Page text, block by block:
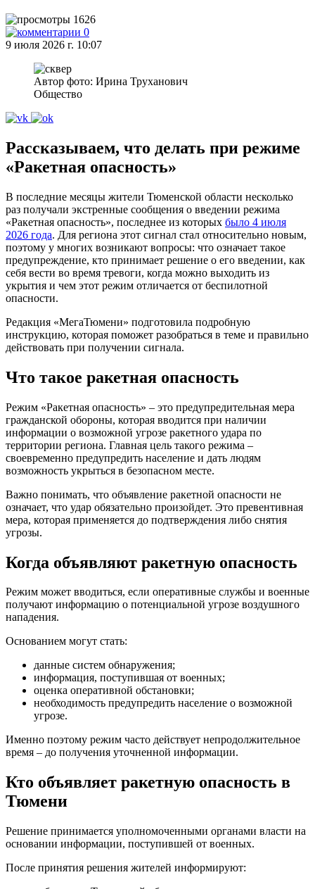
1626
0
9 июля 2026 г. 10:07
Автор фото: Ирина Труханович
Общество
Рассказываем, что делать при режиме
«Ракетная опасность»
В последние месяцы жители Тюменской области несколько
раз получали экстренные сообщения о введении режима
«Ракетная опасность», последнее из которых было 4 июля
2026 года. Для региона этот сигнал стал относительно новым,
поэтому у многих возникают вопросы: что означает такое
предупреждение, кто принимает решение о его введении, как
себя вести во время тревоги, когда можно выходить из
укрытия и чем этот режим отличается от беспилотной
опасности.
Редакция «МегаТюмени» подготовила подробную
инструкцию, которая поможет разобраться в теме и правильно
действовать при получении сигнала.
Что такое ракетная опасность
Режим «Ракетная опасность» – это предупредительная мера
гражданской обороны, которая вводится при наличии
информации о возможной угрозе ракетного удара по
территории региона. Главная цель такого режима –
своевременно предупредить население и дать людям
возможность укрыться в безопасном месте.
Важно понимать, что объявление ракетной опасности не
означает, что удар обязательно произойдет. Это превентивная
мера, которая применяется до подтверждения либо снятия
угрозы.
Когда объявляют ракетную опасность
Режим может вводиться, если оперативные службы и военные
получают информацию о потенциальной угрозе воздушного
нападения.
Основанием могут стать:
данные систем обнаружения;
информация, поступившая от военных;
оценка оперативной обстановки;
необходимость предупредить население о возможной
угрозе.
Именно поэтому режим часто действует непродолжительное
время – до получения уточненной информации.
Кто объявляет ракетную опасность в
Тюмени
Решение принимается уполномоченными органами власти на
основании информации, поступившей от военных.
После принятия решения жителей информируют: